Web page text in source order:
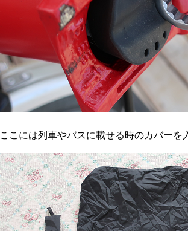
ここには列車やバスに載せる時のカバーを